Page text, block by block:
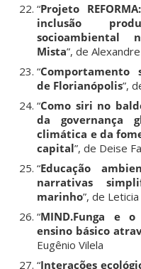
“Projeto
inclusão
socioambiental
Mista”, de
“Comportamento
de Florianópolis”,
“Como siri no
da governança
climática e da
capital”, de Deise
“Educação
narrativas
marinho”, de
“MIND.Funga e
ensino básico
Eugênio Vilela
“Interações